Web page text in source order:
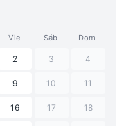
Vie Sáb Dom
2 3 4
9 10 11
16 17 18